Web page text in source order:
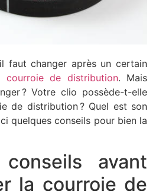
faut changer après un certain
courroie de distribution. Mais
? Votre clio possède-t-elle
de distribution ? Quel est son
quelques conseils pour bien la
conseils avant
la courroie de